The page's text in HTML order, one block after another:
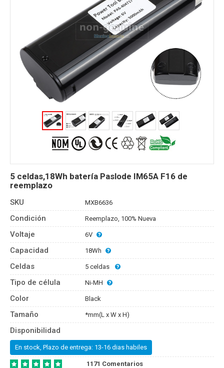
5 celdas,18Wh batería Paslode IM65A F16 de
reemplazo
SKU MXB6636
Condición Reemplazo, 100% Nueva
Voltaje 6V
Capacidad 18Wh
Celdas 5 celdas
Tipo de célula Ni-MH
Color Black
Tamaño *mm(L x W x H)
Disponibilidad
En stock, Plazo de entrega: 13-16 dias habiles
1171 Comentarios